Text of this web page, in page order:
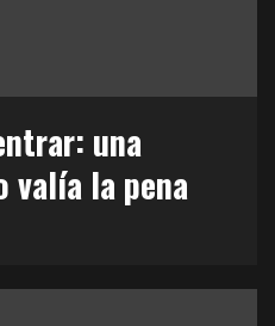
una
valía la pena